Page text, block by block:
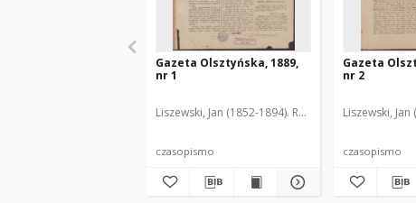
Gazeta Olsztyńska, 1889,
nr 1
Liszewski, Jan (1852-1894). Red.
czasopismo
Gazeta
nr 2
Liszewski, Jan
czasopismo